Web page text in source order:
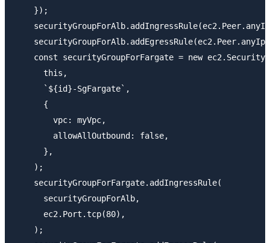
    });
const securityGroupForFargate = new
      this,
      `${id}-SgFargate`,
      {
        vpc: myVpc,
        allowAllOutbound: false,
      },
    );
    securityGroupForFargate.addIngressRule(
      securityGroupForAlb,
      ec2.Port.tcp(80),
    );